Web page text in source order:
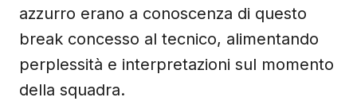
azzurro erano a conoscenza di questo
break concesso al tecnico, alimentando
perplessità e interpretazioni sul momento
della squadra.